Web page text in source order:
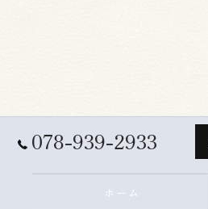
078-939-2933
ホーム